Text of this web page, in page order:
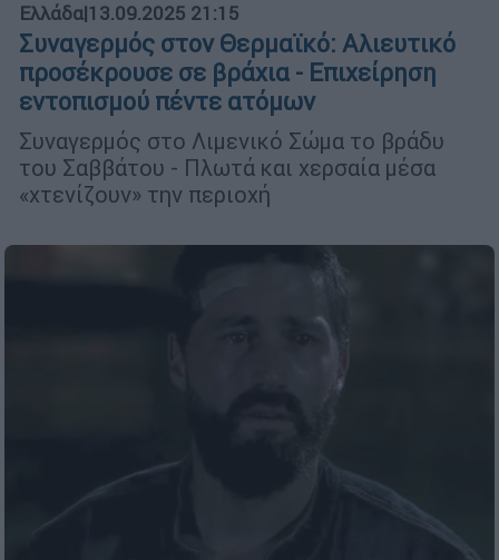
Ελλάδα|13.09.2025 21:15
Συναγερμός στον Θερμαϊκό: Αλιευτικό
προσέκρουσε σε βράχια - Επιχείρηση
εντοπισμού πέντε ατόμων
Συναγερμός στο Λιμενικό Σώμα το βράδυ
του Σαββάτου - Πλωτά και χερσαία μέσα
«χτενίζουν» την περιοχή